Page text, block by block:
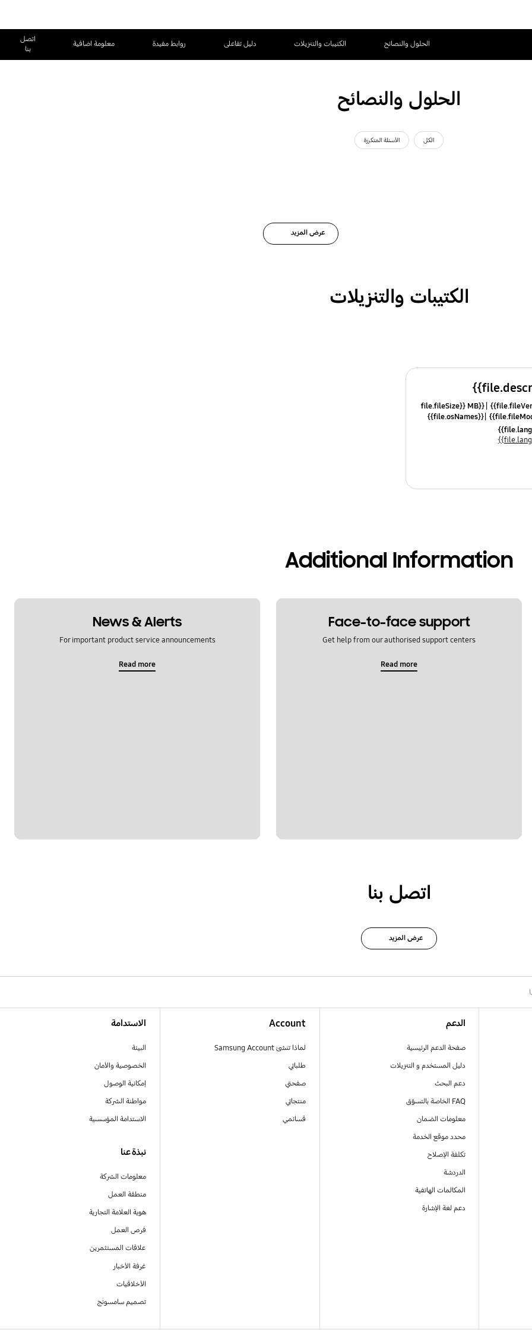
الحلول والنصائح الكتيبات والتنزيلات دليل تفاعلى روابط مفيدة معلومة اضافية
اتصل
بنا
الحلول والنصائح
الكل الأسئلة المتكررة
عرض المزيد
الكتيبات والتنزيلات
{{file.fileSize}} MB
{{file.osNames}}
Additional Information
Face-to-face support
Get help from our authorised support centers
Read more
News & Alerts
For important product service announcements
Read more
اتصل بنا
عرض المزيد
الدعم
صفحة الدعم الرئيسية
دليل المستخدم و التنزيلات
دعم البحث
FAQ الخاصة بالتسوّق
معلومات الضمان
محدد موقع الخدمة
تكلفة الإصلاح
الدردشة
المكالمات الهاتفية
دعم لغة الإشارة
Account
لماذا تنشئ Samsung Account
طلباتي
صفحتي
منتجاتي
قسائمي
الاستدامة
البيئة
الخصوصية والأمان
إمكانية الوصول
مواطنة الشركة
الاستدامة المؤسسية
نبذة عنا
معلومات الشركة
منطقة العمل
هوية العلامة التجارية
فرص العمل
علاقات المستثمرين
غرفة الأخبار
الأخلاقيات
تصميم سامسونج